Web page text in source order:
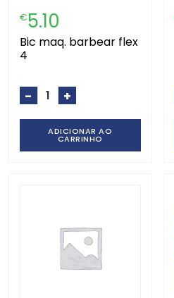
€5.10
bic maq. barbear flex
4
- +
ADICIONAR AO
CARRINHO